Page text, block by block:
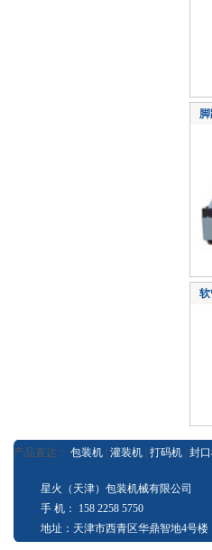
产品直达： 包装机 | 灌装机 | 打码机 | 封
星火（天津）包装机械有限公司
手 机： 158 2258 5750
地址：天津市西青区华鼎智地4号楼